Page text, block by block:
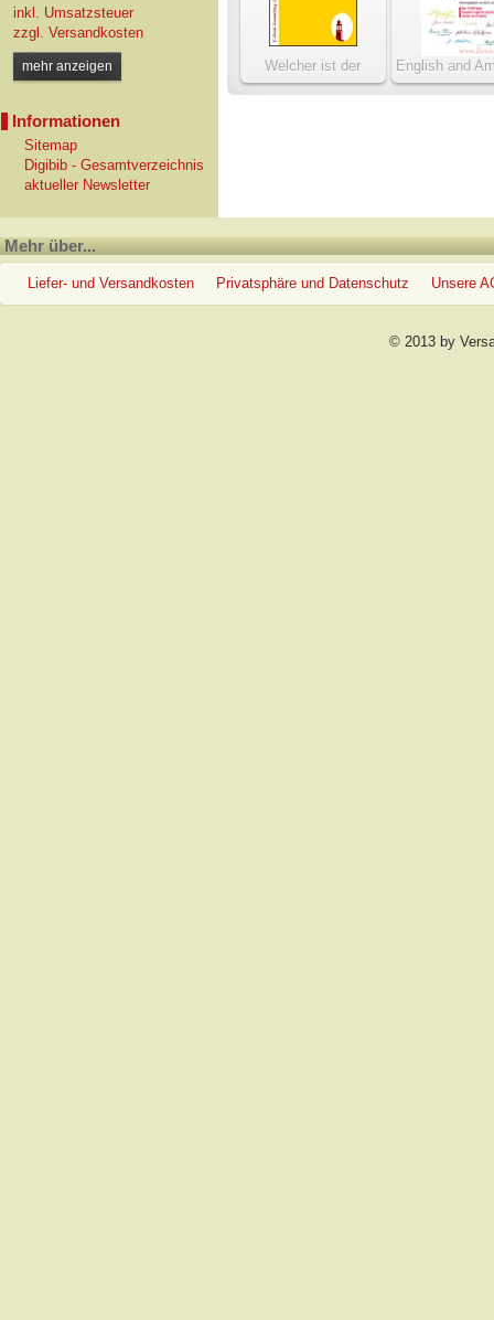
inkl. Umsatzsteuer
zzgl. Versandkosten
mehr anzeigen
Informationen
Sitemap
Digibib - Gesamtverzeichnis
aktueller Newsletter
Welcher ist der
Bräutigam?
English and
Literature
Mehr über...
Liefer- und Versandkosten Privatsphäre und Datenschutz Unsere
© 2013 by